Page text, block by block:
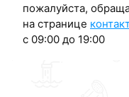
пожалуйста,
на странице
с 09:00 до 19:00